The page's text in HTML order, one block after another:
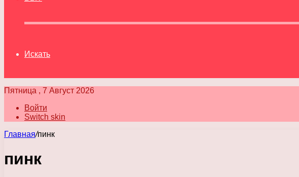
Искать
Пятница , 7 Август 2026
Войти
Switch skin
Главная/пинк
пинк